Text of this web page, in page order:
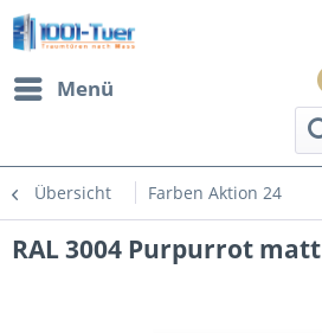
Menü
Übersicht Farben Aktion 24
RAL 3004 Purpurrot matt